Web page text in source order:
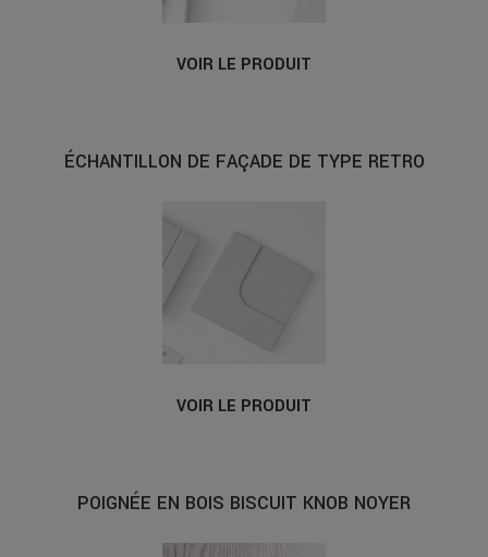
VOIR LE PRODUIT
ÉCHANTILLON DE FAÇADE DE TYPE RETRO
VOIR LE PRODUIT
POIGNÉE EN BOIS BISCUIT KNOB NOYER